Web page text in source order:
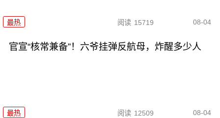
最热 阅读 15719 08-04
官宣“核常兼备”！六爷挂弹反航母，炸醒多少人
最热 阅读 12509 08-04